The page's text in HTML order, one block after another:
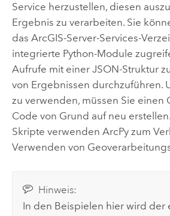
Service herzustellen, diesen
Ergebnis zu verarbeiten. Sie
das ArcGIS-Server-Services-
integrierte Python-Module
Aufrufe mit einer JSON-Struktur
von Ergebnissen durchzuführen.
zu verwenden, müssen Sie einen
Code von Grund auf neu
Skripte verwenden ArcPy zum
Verwenden von
Hinweis:
In den Beispielen hier wird der